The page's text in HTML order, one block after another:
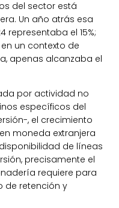
del sector está
Un año atrás esa
representaba el 15%;
un contexto de
apenas alcanzaba el
por actividad no
específicos del
, el crecimiento
moneda extranjera
de líneas
precisamente el
requiere para
de retención y